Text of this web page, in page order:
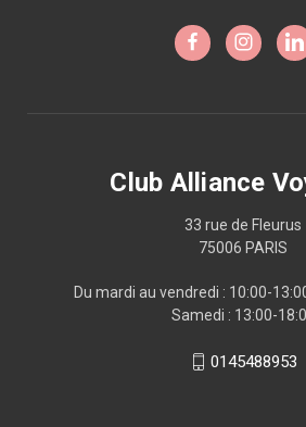
Club Alliance
33 rue de Fleurus
75006 PARIS
Du mardi au vendredi : 10:00-
Samedi : 13:00-
0145488953